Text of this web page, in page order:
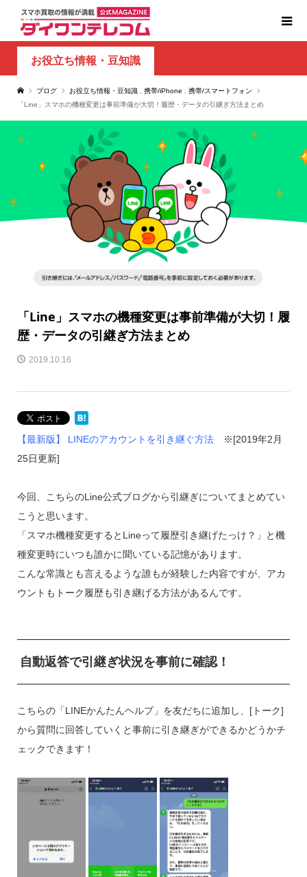
お役立ち情報・豆知識
ブログ お役立ち情報・豆知識 携帯/iPhone
携帯/スマートフォン
「Line」スマホの機種変更は事前準備が大切！履歴・データの引継ぎ方法まとめ
「Line」スマホの機種変更は事前準備が大切！履
歴・データの引継ぎ方法まとめ
2019.10.16
【最新版】 LINEのアカウントを引き継ぐ方法※[2019年2月
25日更新]
今回、こちらのLine公式ブログから引継ぎについてまとめてい
こうと思います。
「スマホ機種変更するとLineって履歴引き継げたっけ？」と機
種変更時にいつも誰かに聞いている記憶があります。
こんな常識とも言えるような誰もが経験した内容ですが、アカ
ウントもトーク履歴も引き継げる方法があるんです。
自動返答で引継ぎ状況を事前に確認！
こちらの「LINEかんたんヘルプ」を友だちに追加し、[トーク]
から質問に回答していくと事前に引き継ぎができるかどうかチ
ェックできます！